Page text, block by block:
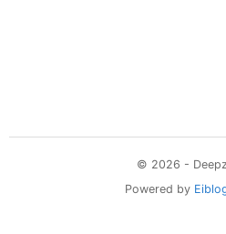
© 2026 -
Powered by